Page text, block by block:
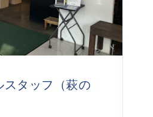
スタッフ（萩の